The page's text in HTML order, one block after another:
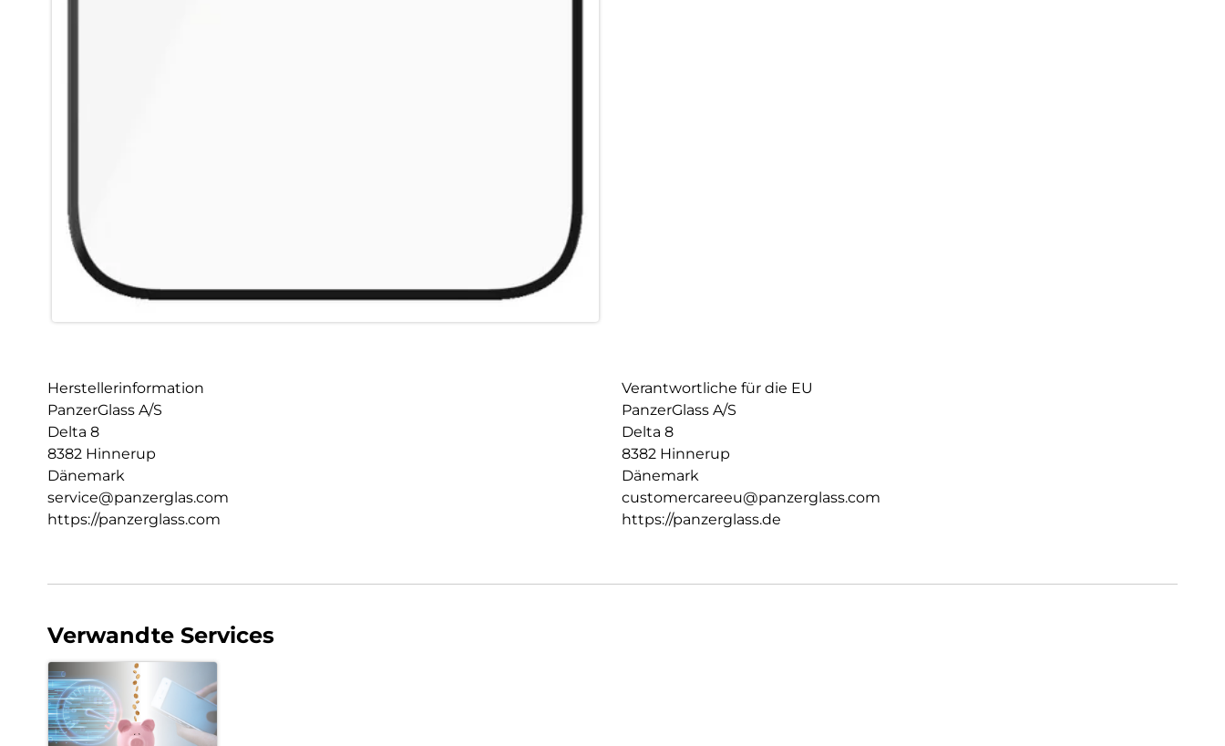
Herstellerinformation
PanzerGlass A/S
Delta 8
8382 Hinnerup
Dänemark
service@panzerglas.com
https://panzerglass.com
Verantwortliche für die EU
PanzerGlass A/S
Delta 8
8382 Hinnerup
Dänemark
customercareeu@panzerglass.com
https://panzerglass.de
Verwandte Services